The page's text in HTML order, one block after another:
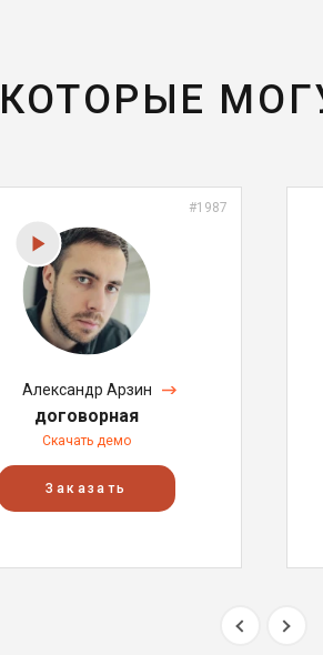
#1987
Александр Арзин
договорная
Скачать демо
Заказать